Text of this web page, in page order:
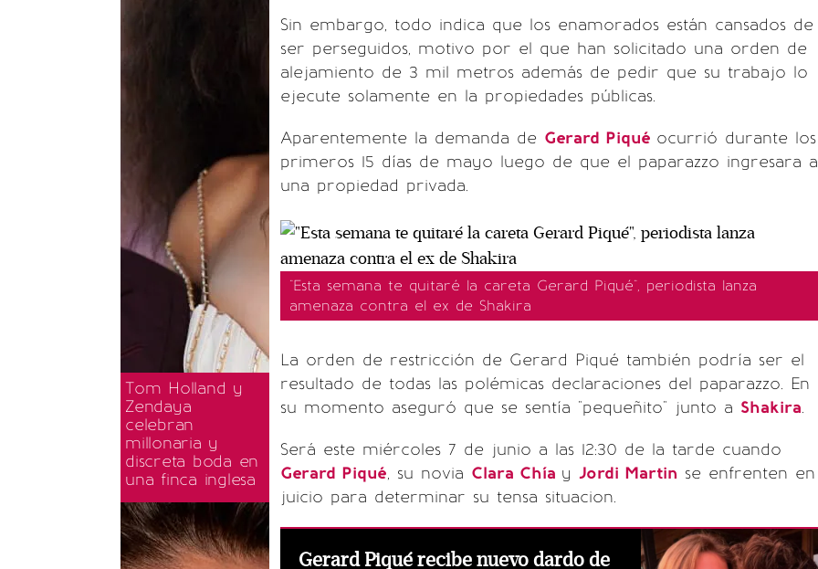
Tom Holland y
Zendaya
celebran
millonaria y
discreta boda en
una finca inglesa
Sin embargo, todo indica que los enamorados están cansados de
ser perseguidos, motivo por el que han solicitado una orden de
alejamiento de 3 mil metros además de pedir que su trabajo lo
ejecute solamente en la propiedades públicas.
Aparentemente la demanda de Gerard Piqué ocurrió durante los
primeros 15 días de mayo luego de que el paparazzo ingresara a
una propiedad privada.
"Esta semana te quitaré la careta Gerard Piqué", periodista lanza
amenaza contra el ex de Shakira
La orden de restricción de Gerard Piqué también podría ser el
resultado de todas las polémicas declaraciones del paparazzo. En
su momento aseguró que se sentía "pequeñito" junto a Shakira.
Será este miércoles 7 de junio a las 12:30 de la tarde cuando
Gerard Piqué, su novia Clara Chía y Jordi Martin se enfrenten en
juicio para determinar su tensa situacion.
Gerard Piqué recibe nuevo dardo de